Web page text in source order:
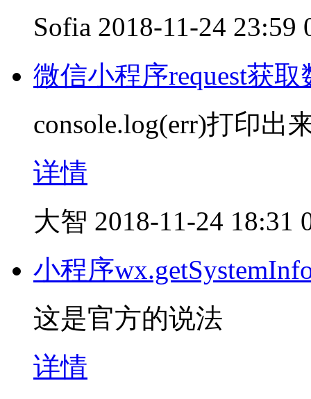
Sofia 2018-11-24 23:59
微信小程序request获取
console.log(err)打印出
详情
大智 2018-11-24 18:31
小程序
这是官方的说法
详情